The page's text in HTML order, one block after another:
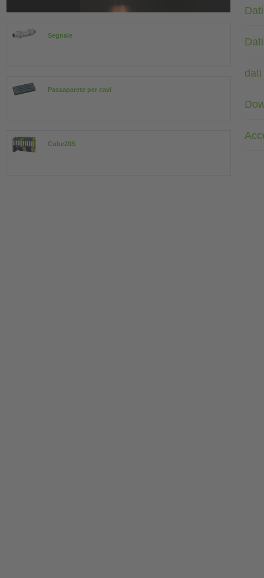
Segnale
Passaparete per cavi
Cube20S